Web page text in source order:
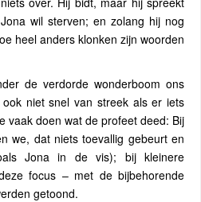
wil sterven; en zolang hij nog
heel anders klonken zijn woorden
de verdorde wonderboom ons
niet snel van streek als er iets
vaak doen wat de profeet deed: Bij
we, dat niets toevallig gebeurt en
Jona in de vis); bij kleinere
focus – met de bijbehorende
getoond.